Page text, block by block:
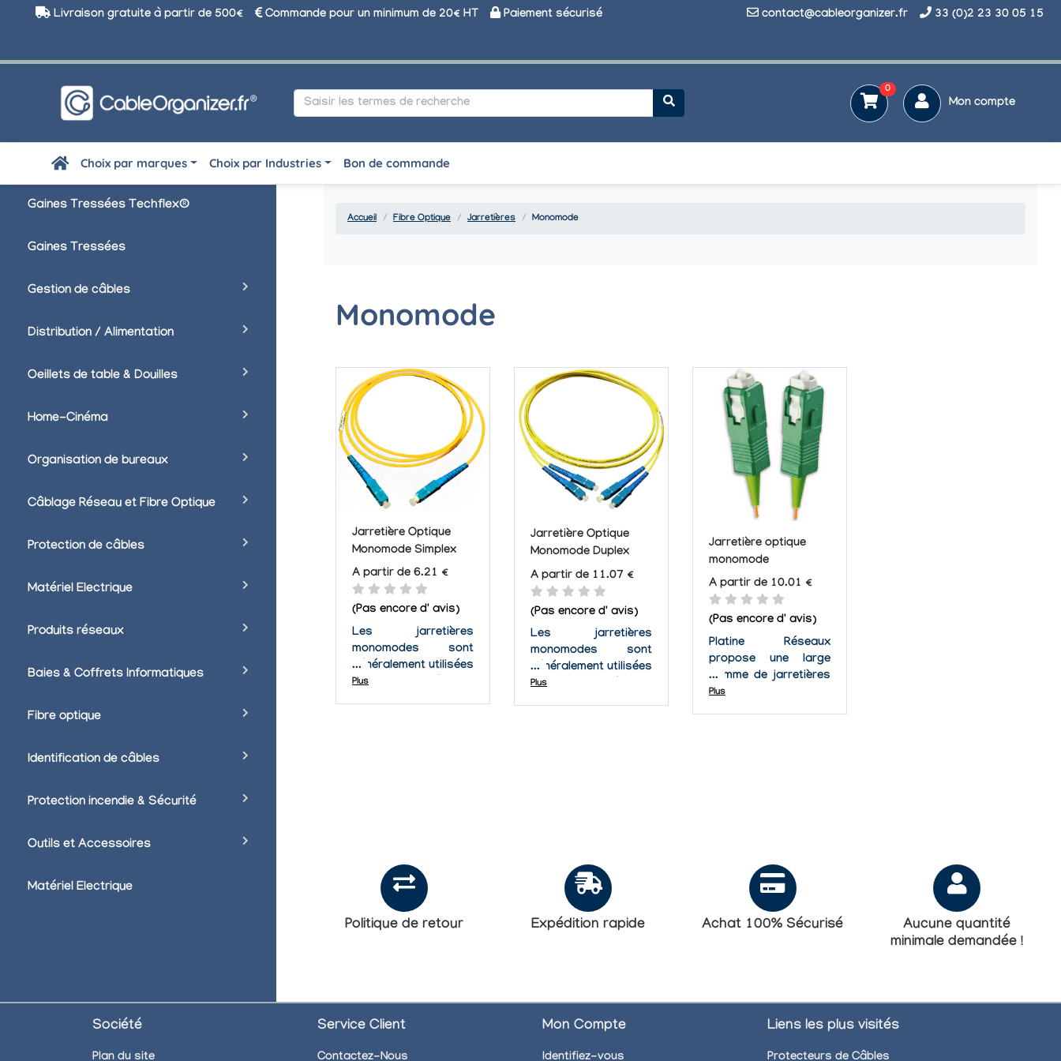
Livraison gratuite à partir de 500€ Commande pour un minimum de 20€ HT Paiement sécurisé contact@cableorganizer.fr 33 (0)2 23 30 05 15
0
Mon compte
Choix par marques Choix par Industries Bon de commande
Gaines Tressées Techflex®
Gaines Tressées
Gestion de câbles
Distribution / Alimentation
Oeillets de table & Douilles
Home-Cinéma
Organisation de bureaux
Câblage Réseau et Fibre Optique
Protection de câbles
Matériel Electrique
Produits réseaux
Baies & Coffrets Informatiques
Fibre optique
Identification de câbles
Protection incendie & Sécurité
Outils et Accessoires
Matériel Electrique
Accueil Fibre Optique Jarretières Monomode
Monomode
Jarretière Optique
Monomode Simplex
A partir de 6.21 €
(Pas encore d' avis)
Les jarretières
monomodes sont
généralement utilisées
pour des réseaux
Plus
Jarretière Optique
Monomode Duplex
A partir de 11.07 €
(Pas encore d' avis)
Les jarretières
monomodes sont
généralement utilisées
pour des réseaux
Plus
Jarretière optique
monomode
A partir de 10.01 €
(Pas encore d' avis)
Platine Réseaux
propose une large
gamme de jarretières
optiques monomodes
Plus
Politique de retour Expédition rapide Achat 100% Sécurisé
Aucune quantité
minimale demandée !
Société
Plan du site
Service Client
Contactez-Nous
Mon Compte
Identifiez-vous
Liens les plus visités
Protecteurs de Câbles